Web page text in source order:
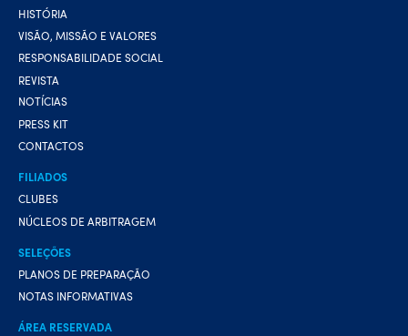
HISTÓRIA
VISÃO, MISSÃO E VALORES
RESPONSABILIDADE SOCIAL
REVISTA
NOTÍCIAS
PRESS KIT
CONTACTOS
FILIADOS
CLUBES
NÚCLEOS DE ARBITRAGEM
SELEÇÕES
PLANOS DE PREPARAÇÃO
NOTAS INFORMATIVAS
ÁREA RESERVADA